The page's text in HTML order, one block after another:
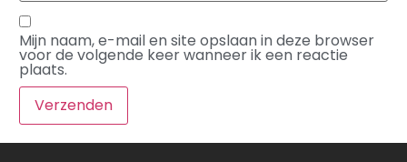
Mijn naam, e-mail en site opslaan in deze browser
voor de volgende keer wanneer ik een reactie
plaats.